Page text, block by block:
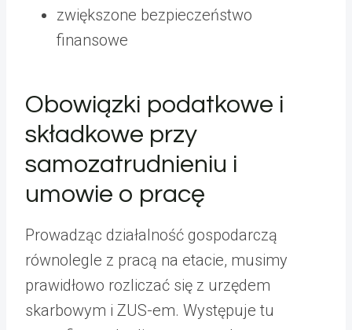
zwiększone bezpieczeństwo
finansowe
Obowiązki podatkowe i
składkowe przy
samozatrudnieniu i
umowie o pracę
Prowadząc działalność gospodarczą
równolegle z pracą na etacie, musimy
prawidłowo rozliczać się z urzędem
skarbowym i ZUS-em. Występuje tu